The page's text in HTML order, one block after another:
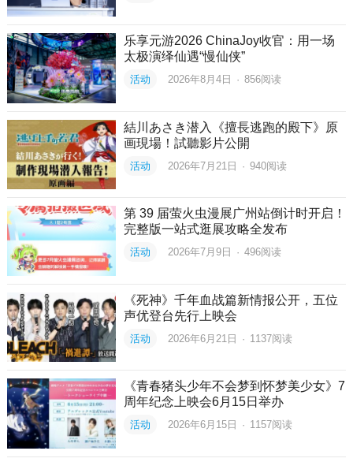
乐享元游2026 ChinaJoy收官：用一场
太极演绎仙遇“慢仙侠”
活动 2026年8月4日 · 856阅读
結川あさき潜入《擅長逃跑的殿下》原
画現場！試聽影片公開
活动 2026年7月21日 · 940阅读
第 39 届萤火虫漫展广州站倒计时开启！
完整版一站式逛展攻略全发布
活动 2026年7月9日 · 496阅读
《死神》千年血战篇新情报公开，五位
声优登台先行上映会
活动 2026年6月21日 · 1137阅读
《青春猪头少年不会梦到怀梦美少女》7
周年纪念上映会6月15日举办
活动 2026年6月15日 · 1157阅读